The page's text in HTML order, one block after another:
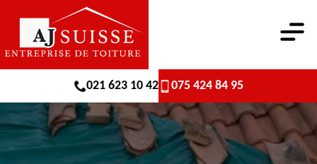
021 623 10 42 075 424 84 95